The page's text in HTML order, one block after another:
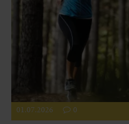
01.07.2026 0